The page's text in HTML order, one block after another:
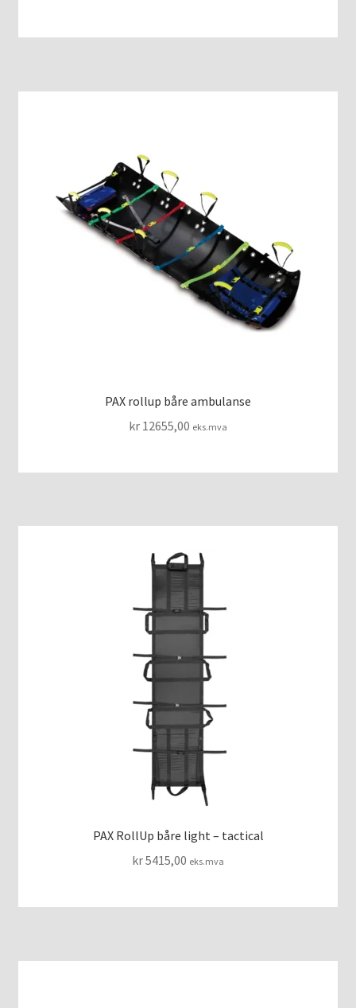
PAX rollup båre ambulanse
kr 12655,00 eks.mva
PAX RollUp båre light – tactical
kr5415,00 eks.mva